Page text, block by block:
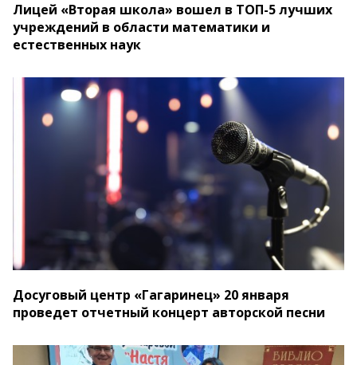
Лицей «Вторая школа» вошел в ТОП-5 лучших
учреждений в области математики и
естественных наук
Досуговый центр «Гагаринец» 20 января
проведет отчетный концерт авторской песни